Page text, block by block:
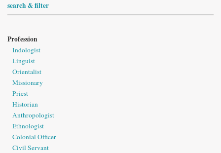
search & filter
Profession
Indologist
Linguist
Orientalist
Missionary
Priest
Historian
Anthropologist
Ethnologist
Colonial Officer
Civil Servant